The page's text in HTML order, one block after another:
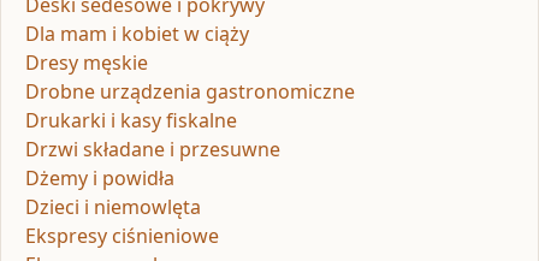
Dla mam i kobiet w ciąży
Dresy męskie
Drobne urządzenia gastronomiczne
Drukarki i kasy fiskalne
Drzwi składane i przesuwne
Dżemy i powidła
Dzieci i niemowlęta
Ekspresy ciśnieniowe